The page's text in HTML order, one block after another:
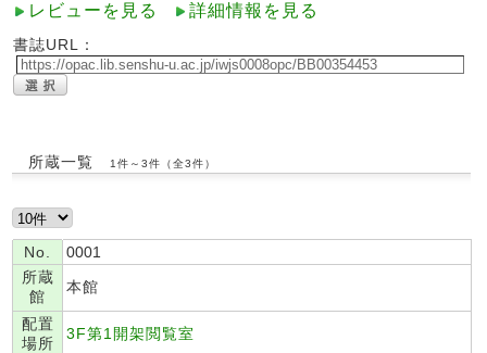
レビューを見る 詳細情報を見る
書誌URL：
所蔵一覧 1件～3件（全3件）
No.
0001
所蔵
館
本館
配置
場所
3F第1開架閲覧室